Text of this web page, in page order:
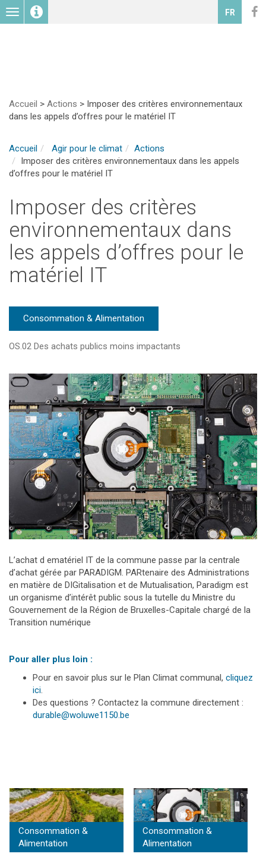
Toggle
navigation
FR
Accueil > Actions > Imposer des critères environnementaux
dans les appels d’offres pour le matériel IT
Accueil Agir pour le climat
Actions
Imposer des critères environnementaux dans les appels
d’offres pour le matériel IT
Imposer des critères
environnementaux dans
les appels d’offres pour le
matériel IT
Consommation & Alimentation
OS.02 Des achats publics moins impactants
L’achat d ematériel IT de la commune passe par la centrale
d’achat gérée par PARADIGM. PARtenaire des Administrations
en matière de DIGitalisation et de Mutualisation, Paradigm est
un organisme d’intérêt public sous la tutelle du Ministre du
Gouvernement de la Région de Bruxelles-Capitale chargé de la
Transition numérique
Pour aller plus loin :
Pour en savoir plus sur le Plan Climat communal, cliquez
ici.
Des questions ? Contactez la commune directement :
durable@woluwe1150.be
Consommation &
Alimentation
Consommation &
Alimentation